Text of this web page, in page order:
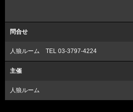
問合せ
人狼ルーム TEL 03-3797-4224
主催
人狼ルーム